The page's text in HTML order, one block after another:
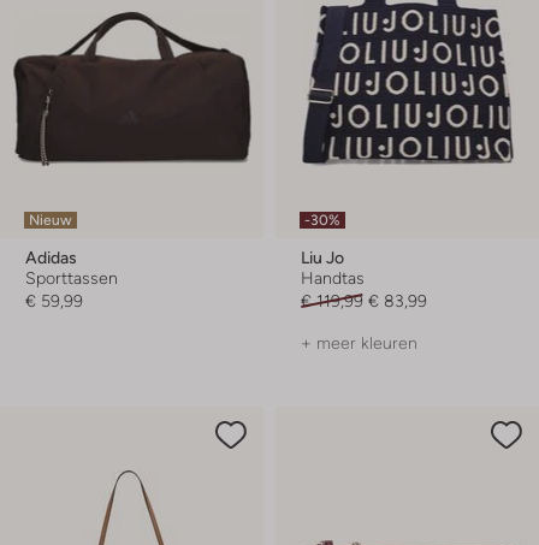
Nieuw
Adidas
Sporttassen
€ 59,99
-30%
Liu Jo
Handtas
€ 119,99 € 83,99
+ meer kleuren